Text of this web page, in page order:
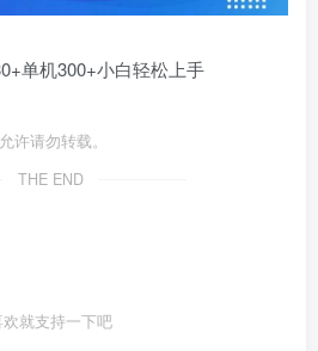
单机300+小白轻松上手
许请勿转载。
THE END
欢就支持一下吧